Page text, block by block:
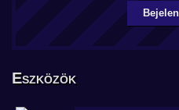
Eszközök